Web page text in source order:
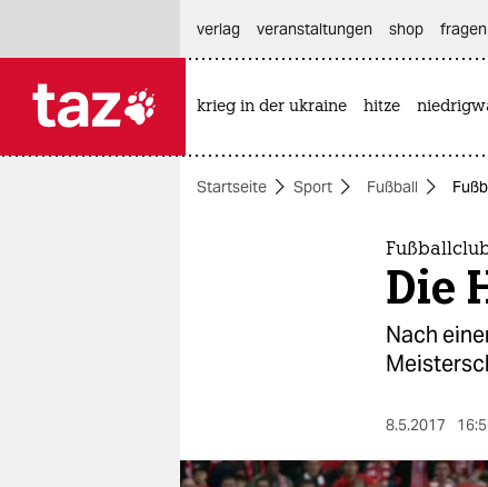
themen
verlag
veranstaltungen shop
krieg in der ukraine hitze
Startseite Sport Fußball
Die
Nach
8.5.2017